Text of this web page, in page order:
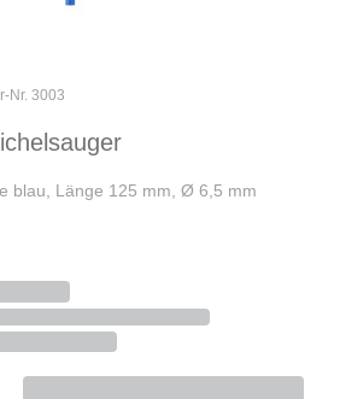
Nr. 3003
blau, Länge 125 mm, Ø 6,5 mm